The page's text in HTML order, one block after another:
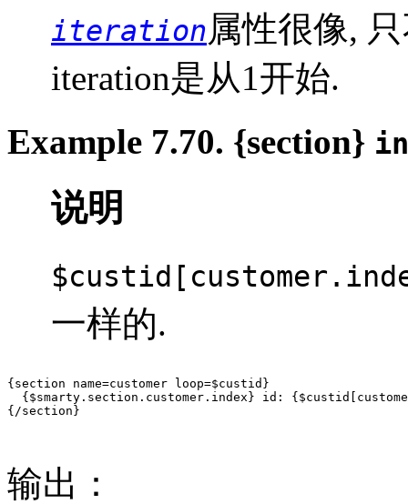
iteration属性很像,
iteration是从1开始.
Example 7.70. {section}
说明
一样的.
{section name=customer loop=$custid}
{$smarty.section.customer.index} id:
{/section}
输出：